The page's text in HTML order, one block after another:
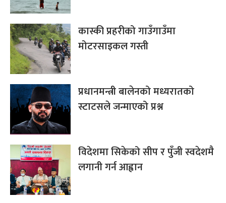
कास्की प्रहरीको गाउँगाउँमा
मोटरसाइकल गस्ती
प्रधानमन्त्री बालेनको मध्यरातको
स्टाटसले जन्माएको प्रश्न
विदेशमा सिकेको सीप र पुँजी स्वदेशमै
लगानी गर्न आह्वान